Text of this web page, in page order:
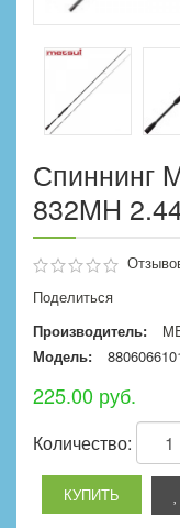
Спиннинг
832MH
Поделиться
Производитель:
Модель:
225.00 руб.
Количество: